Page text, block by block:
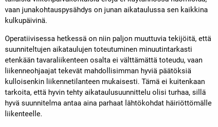
vaan junakohtauspysähdys on junan aikataulussa sen kaikkina
kulkupäivinä.
Operatiivisessa hetkessä on niin paljon muuttuvia tekijöitä, että
suunniteltujen aikataulujen toteutuminen minuutintarkasti
etenkään tavaraliikenteen osalta ei välttämättä toteudu, vaan
liikenneohjaajat tekevät mahdollisimman hyviä päätöksiä
kulloisenkin liikennetilanteen mukaisesti. Tämä ei kuitenkaan
tarkoita, että hyvin tehty aikataulusuunnittelu olisi turhaa, sillä
hyvä suunnitelma antaa aina parhaat lähtökohdat häiriöttömälle
liikenteelle.